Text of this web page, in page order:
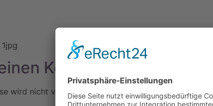
Kommentar
wird nicht veröffentlicht. Erforderliche Felder sind mit